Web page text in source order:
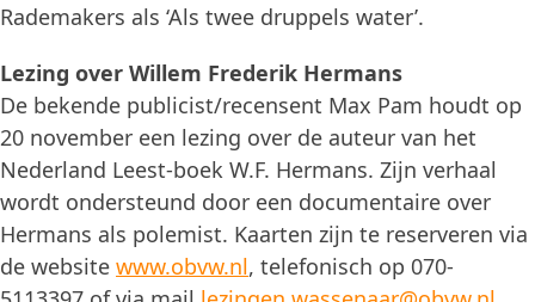
Rademakers als ‘Als twee druppels water’.
Lezing over Willem Frederik Hermans
De bekende publicist/recensent Max Pam houdt op
20 november een lezing over de auteur van het
Nederland Leest-boek W.F. Hermans. Zijn verhaal
wordt ondersteund door een documentaire over
Hermans als polemist. Kaarten zijn te reserveren via
de website www.obvw.nl, telefonisch op 070-